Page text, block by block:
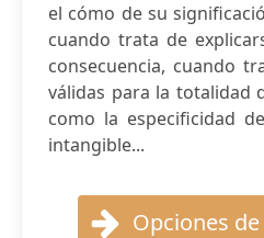
el cómo de su
cuando trata de
consecuencia, cuando
válidas para la totalidad
como la especificidad
intangible...
Opciones